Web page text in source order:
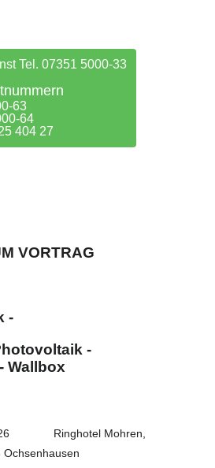
Tel. 07351 5000-33
63
64
404 27
VORTRAG
-
-
Wallbox
Ringhotel Mohren,